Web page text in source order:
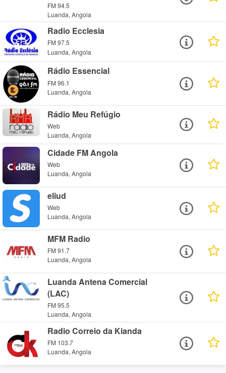
FM 94.5
Luanda, Angola
Radio Ecclesia
FM 97.5
Luanda, Angola
Rádio Essencial
FM 96.1
Luanda, Angola
Rádio Meu Refúgio
Web
Luanda, Angola
Cidade FM Angola
Web
Luanda, Angola
eliud
Web
Luanda, Angola
MFM Radio
FM 91.7
Luanda, Angola
Luanda Antena Comercial
(LAC)
FM 95.5
Luanda, Angola
Radio Correio da Kianda
FM 103.7
Luanda, Angola